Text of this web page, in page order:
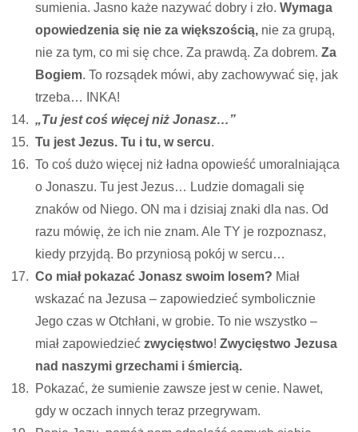
sumienia. Jasno każe nazywać dobry i zło. Wymaga
opowiedzenia się nie za większością, nie za grupą,
nie za tym, co mi się chce. Za prawdą. Za dobrem. Za
Bogiem. To rozsądek mówi, aby zachowywać się, jak
trzeba… INKA!
„Tu jest coś więcej niż Jonasz…”
Tu jest Jezus. Tu i tu, w sercu.
To coś dużo więcej niż ładna opowieść umoralniająca
o Jonaszu. Tu jest Jezus… Ludzie domagali się
znaków od Niego. ON ma i dzisiaj znaki dla nas. Od
razu mówię, że ich nie znam. Ale TY je rozpoznasz,
kiedy przyjdą. Bo przyniosą pokój w sercu…
Co miał pokazać Jonasz swoim losem? Miał
wskazać na Jezusa – zapowiedzieć symbolicznie
Jego czas w Otchłani, w grobie. To nie wszystko –
miał zapowiedzieć zwycięstwo! Zwycięstwo Jezusa
nad naszymi grzechami i śmiercią.
Pokazać, że sumienie zawsze jest w cenie. Nawet,
gdy w oczach innych teraz przegrywam.